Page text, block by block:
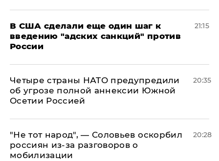
В США сделали еще один шаг к
введению "адских санкций" против
России
21:15
Четыре страны НАТО предупредили
об угрозе полной аннексии Южной
Осетии Россией
20:35
​"Не тот народ", — Соловьев оскорбил
россиян из-за разговоров о
мобилизации
20:28